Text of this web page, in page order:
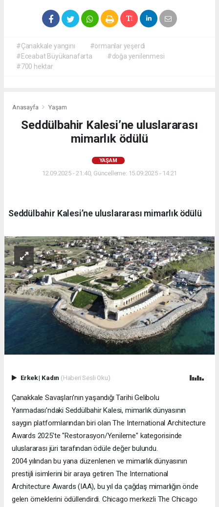
#Çanakkale yangını
#ormanlar yeşerdi
#Eceabat Büyükanafarta
#doğa yenilenmesi
#700 hektar
Anasayfa Yaşam
Seddülbahir Kalesi’ne uluslararası
mimarlık ödülü
YAŞAM
12.09.2025 - 21:40, Güncelleme: 15.09.2025 - 14:21
Seddülbahir Kalesi’ne uluslararası mimarlık ödülü
Erkek| Kadın (Haberi Sesli Oku)
Çanakkale Savaşları’nın yaşandığı Tarihi Gelibolu
Yarımadası’ndaki Seddülbahir Kalesi, mimarlık dünyasının
saygın platformlarından biri olan The International Architecture
Awards 2025’te "Restorasyon/Yenileme" kategorisinde
uluslararası jüri tarafından ödüle değer bulundu.
2004 yılından bu yana düzenlenen ve mimarlık dünyasının
prestijli isimlerini bir araya getiren The International
Architecture Awards (IAA), bu yıl da çağdaş mimarlığın önde
gelen örneklerini ödüllendirdi. Chicago merkezli The Chicago